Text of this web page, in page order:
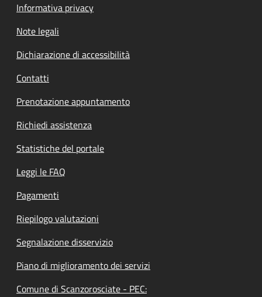
Informativa privacy
Note legali
Dichiarazione di accessibilità
Contatti
Prenotazione appuntamento
Richiedi assistenza
Statistiche del portale
Leggi le FAQ
Pagamenti
Riepilogo valutazioni
Segnalazione disservizio
Piano di miglioramento dei servizi
Comune di Scanzorosciate - PEC: